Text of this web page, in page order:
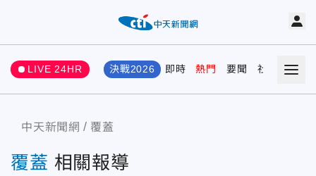
LIVE 24HR 決戰2026 即時 熱門 要聞 社會 娛樂
中天新聞網 覆蓋
覆蓋 相關報導